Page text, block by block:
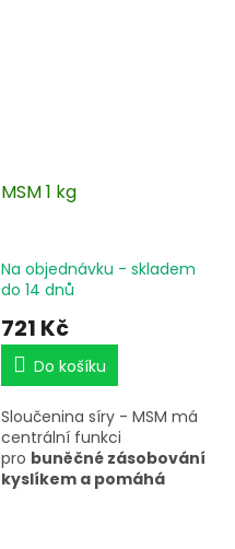
MSM 1 kg
Na objednávku - skladem
do 14 dnů
721 Kč
Do košíku
Sloučenina síry - MSM má
centrální funkci
pro buněčné zásobování
kyslíkem a pomáhá